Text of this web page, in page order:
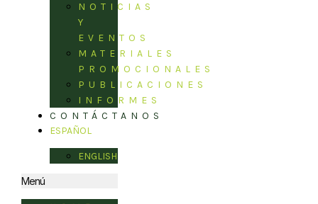
NOTICIAS
Y
EVENTOS
MATERIALES
PROMOCIONALES
PUBLICACIONES
INFORMES
CONTÁCTANOS
ESPAÑOL
ENGLISH
Menú